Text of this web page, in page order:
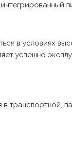
в условиях
успешно
в